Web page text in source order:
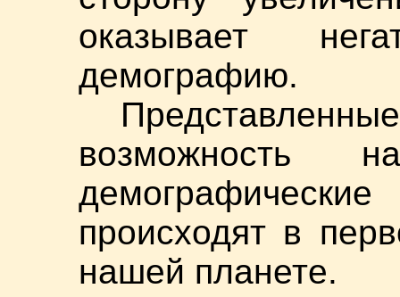
оказывает
демографию.
возможность
происходят в
нашей планете.